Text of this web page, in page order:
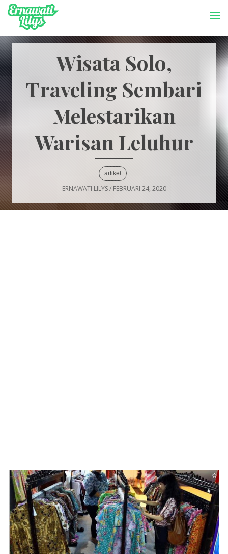
-->
Wisata Solo,
Traveling Sembari
Melestarikan
Warisan Leluhur
artikel
ERNAWATI LILYS/ FEBRUARI 24, 2020